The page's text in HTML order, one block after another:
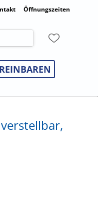
Öffnungszeiten